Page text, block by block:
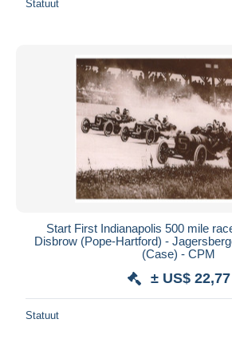
Statuut
Start First Indianapolis 500 mile
Disbrow (Pope-Hartford) -
(Case) - CPM
± US$ 22,77
Statuut